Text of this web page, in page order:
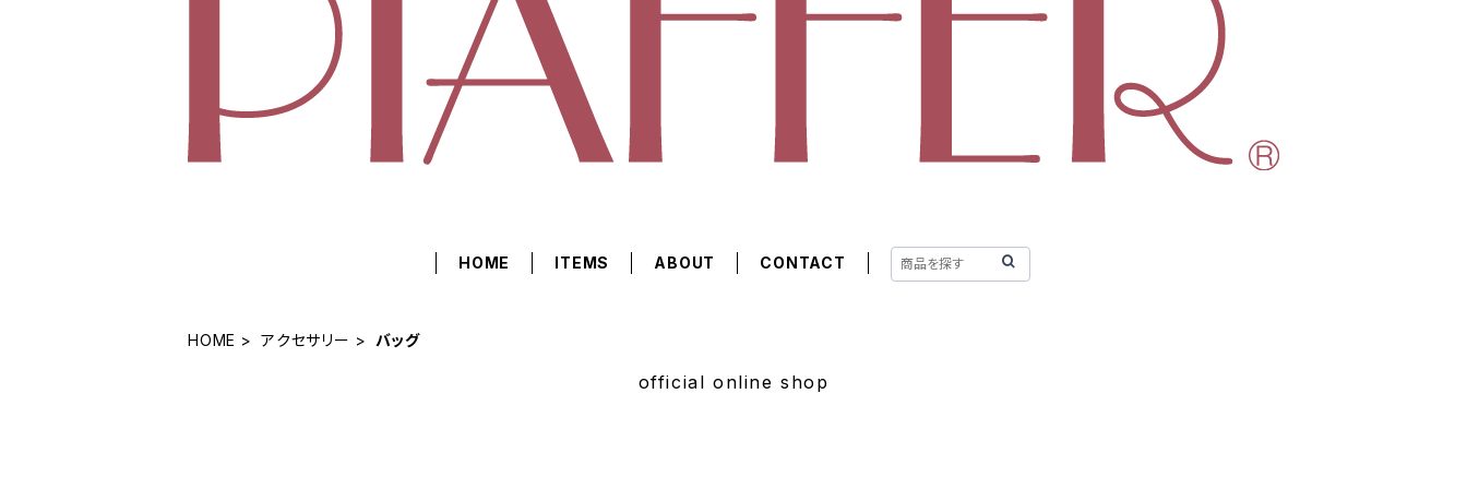
HOME ITEMS ABOUT CONTACT
HOME アクセサリー バッグ
official online shop